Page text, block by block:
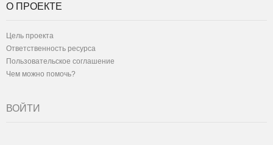
О ПРОЕКТЕ
Цель проекта
Ответственность ресурса
Пользовательское соглашение
Чем можно помочь?
ВОЙТИ